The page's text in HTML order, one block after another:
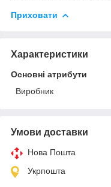
Приховати
Характеристики
Основні атрибути
Виробник
Умови доставки
Нова Пошта
Укрпошта